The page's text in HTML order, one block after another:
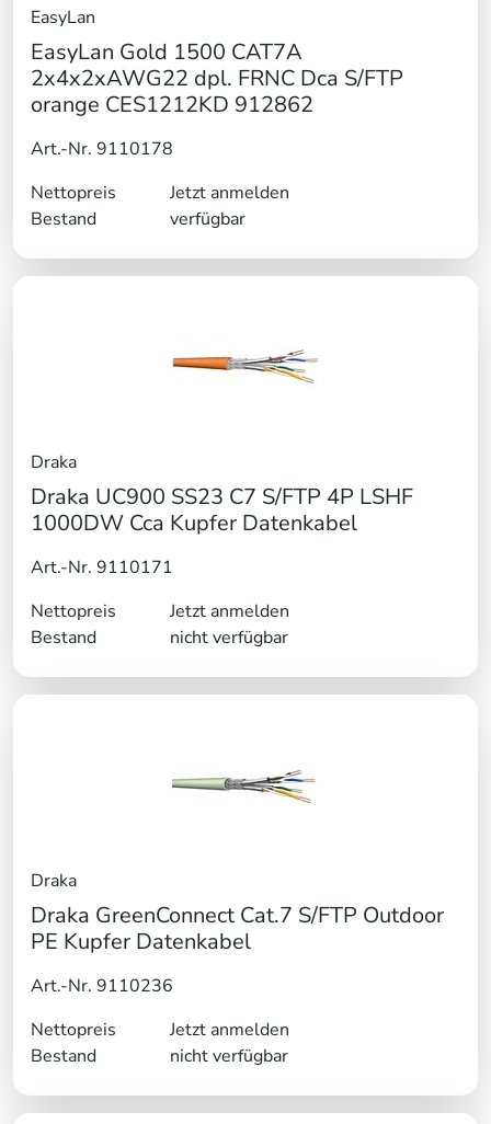
EasyLan
EasyLan Gold 1500 CAT7A
2x4x2xAWG22 dpl. FRNC Dca S/FTP
orange CES1212KD 912862
Art.-Nr. 9110178
Nettopreis
Jetzt anmelden
Bestand
verfügbar
Draka
Draka UC900 SS23 C7 S/FTP 4P LSHF
1000DW Cca Kupfer Datenkabel
Art.-Nr. 9110171
Nettopreis
Jetzt anmelden
Bestand
nicht verfügbar
Draka
Draka GreenConnect Cat.7 S/FTP Outdoor
PE Kupfer Datenkabel
Art.-Nr. 9110236
Nettopreis
Jetzt anmelden
Bestand
nicht verfügbar